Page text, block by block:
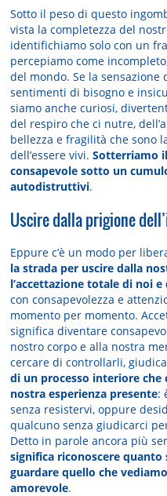
Sotto il peso di questo
vista la completezza del
identifichiamo solo con un
percepiamo come
del mondo. Se la
sentimenti di bisogno e
siamo anche curiosi,
del respiro che ci nutre,
bellezza e fragilità che sono
dell’essere vivi.Sotterriamo
consapevole sotto un
autodistruttivi.
Uscire dalla prigione
Eppure c’è un modo per
la strada per uscire dalla
l’accettazione totale di noi
con consapevolezza e
momento per momento.
significa diventare
nostro corpo e alla nostra
cercare di controllarli,
di un processo interiore
nostra esperienza presente:
senza resistervi, oppure
qualcuno senza giudicarci
Detto in parole ancora più
significa riconoscere
guardare quello che
amorevole.